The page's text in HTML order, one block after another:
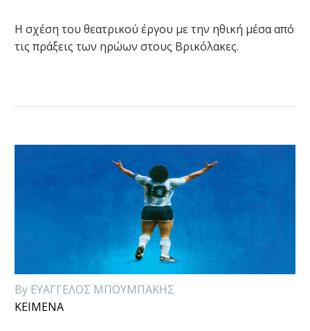
H σχέση του θεατρικού έργου με την ηθική μέσα από
τις πράξεις των ηρώων στους Βρικόλακες.
By ΕΥΑΓΓΕΛΟΣ ΜΠΟΥΜΠΑΚΗΣ
ΚΕΙΜΕΝΑ